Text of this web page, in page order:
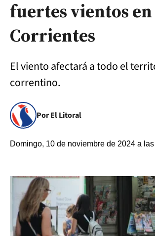
fuertes vientos en
Corrientes
El viento afectará a todo el
correntino.
Por El Litoral
Domingo, 10 de noviembre de 2024 a